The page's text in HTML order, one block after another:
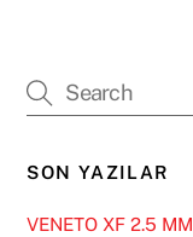
SON YAZILAR
VENETO XF 2.5 MM